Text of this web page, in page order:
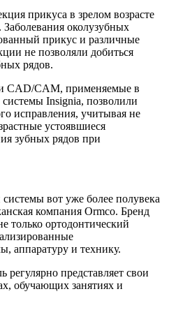
прикуса в зрелом возрасте
околузубных
прикус и различные
не позволяли добиться
рядов.
CAD/CAM, применяемые в
системы Insignia, позволили
исправления, учитывая не
устоявшиеся
зубных рядов при
вот уже более полувека
компания Ormco. Бренд
только ортодонтический
аппаратуру и технику.
представляет свои
обучающих занятиях и